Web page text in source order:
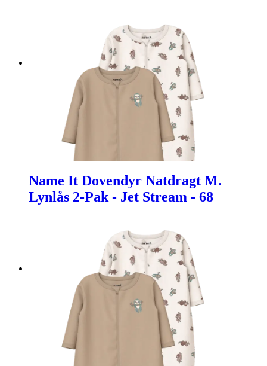
Name It Dovendyr Natdragt M.
Lynlås 2-Pak - Jet Stream - 68